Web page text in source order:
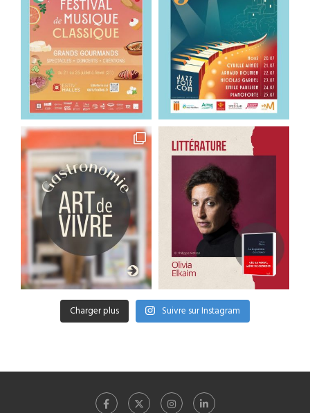
Charger plus Suivre sur Instagram